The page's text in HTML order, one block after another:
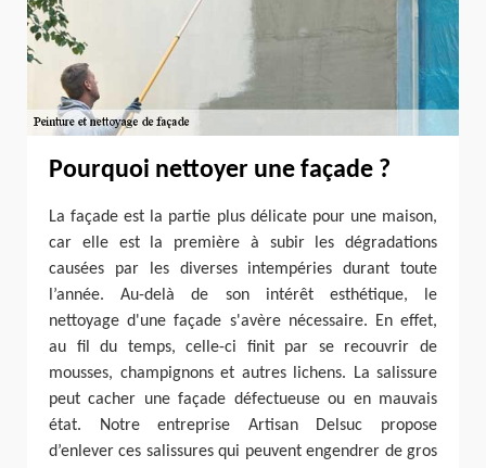
Pourquoi nettoyer une façade ?
La façade est la partie plus délicate pour une maison,
car elle est la première à subir les dégradations
causées par les diverses intempéries durant toute
l’année. Au-delà de son intérêt esthétique, le
nettoyage d'une façade s'avère nécessaire. En effet,
au fil du temps, celle-ci finit par se recouvrir de
mousses, champignons et autres lichens. La salissure
peut cacher une façade défectueuse ou en mauvais
état. Notre entreprise Artisan Delsuc propose
d’enlever ces salissures qui peuvent engendrer de gros